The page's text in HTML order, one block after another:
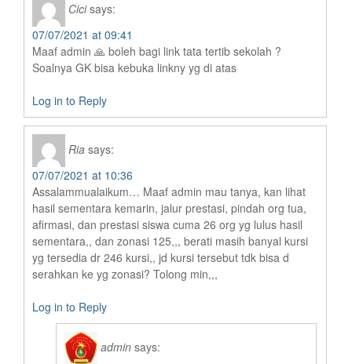
Cici says:
07/07/2021 at 09:41
Maaf admin 🙏 boleh bagi link tata tertib sekolah ?
Soalnya GK bisa kebuka linkny yg di atas
Log in to Reply
Ria says:
07/07/2021 at 10:36
Assalammualaikum… Maaf admin mau tanya, kan lihat
hasil sementara kemarin, jalur prestasi, pindah org tua,
afirmasi, dan prestasi siswa cuma 26 org yg lulus hasil
sementara,, dan zonasi 125,,, berati masih banyal kursi
yg tersedia dr 246 kursi,, jd kursi tersebut tdk bisa d
serahkan ke yg zonasi? Tolong min,,,
Log in to Reply
admin says: